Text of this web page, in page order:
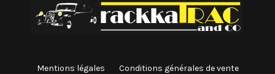
Mentions légales Conditions générales de vente